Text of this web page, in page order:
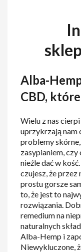
Alba-
CBD,
Wielu z nas
uprzykrzają nam
problemy
zasypianiem,
nieźle dać w
czujesz, że przez
prostu gorsze
to, że jest to
rozwiązania.
remedium na
naturalnych
Alba-Hemp i
Niewykluczone,